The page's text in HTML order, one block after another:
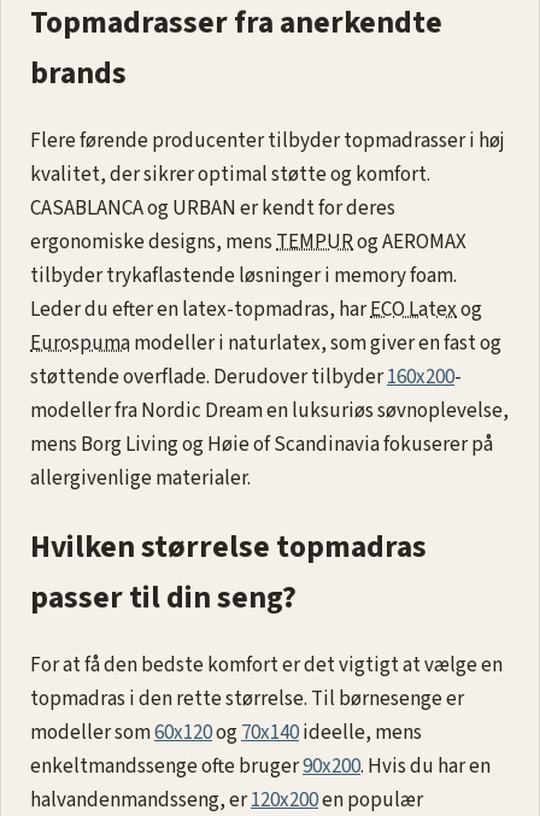
Topmadrasser fra anerkendte
brands
Flere førende producenter tilbyder topmadrasser i høj
kvalitet, der sikrer optimal støtte og komfort.
CASABLANCA og URBAN er kendt for deres
ergonomiske designs, mensTEMPURog AEROMAX
tilbyder trykaflastende løsninger i memory foam.
Leder du efter en latex-topmadras, harECO Latexog
Eurospumamodeller i naturlatex, som giver en fast og
støttende overflade. Derudover tilbyder160x200-
modeller fra Nordic Dream en luksuriøs søvnoplevelse,
mens Borg Living og Høie of Scandinavia fokuserer på
allergivenlige materialer.
Hvilken størrelse topmadras
passer til din seng?
For at få den bedste komfort er det vigtigt at vælge en
topmadras i den rette størrelse. Til børnesenge er
modeller som60x120og70x140ideelle, mens
enkeltmandssenge ofte bruger90x200. Hvis du har en
halvandenmandsseng, er120x200en populær